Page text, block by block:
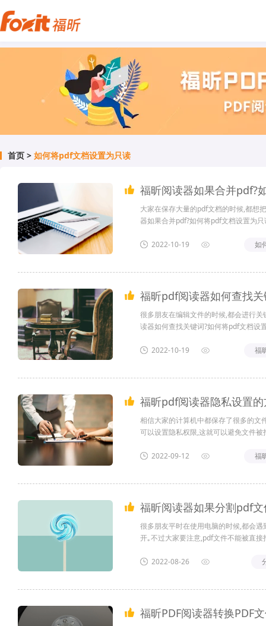
首页 > 如何将pdf文档设置为只读
福昕阅读器如果合并pdf?
大家在保存大量的pdf文档的时候,都想
器如果合并pdf?如何将pdf文档设置为只
2022-10-19 如
福昕pdf阅读器如何查找
很多朋友在编辑文件的时候,都会进行
读器如何查找关键词?如何将pdf文档设
2022-10-19 福
福昕pdf阅读器隐私设置
相信大家的计算机中都保存了很多的文
可以设置隐私权限,这就可以避免文件
2022-09-12
福
福昕阅读器如果分割pdf
很多朋友平时在使用电脑的时候,都会
开｡不过大家要注意,pdf文件不能被直
读?...2022-08-26
福昕PDF阅读器转换PDF